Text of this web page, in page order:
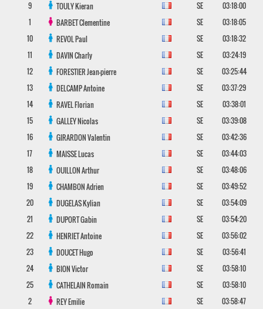
9
TOULYKieran SE
03:18:00
1
BARBETClementine SE
03:18:05
10
REVOLPaul SE
03:18:32
11
DAVINCharly SE
03:24:19
12
FORESTIERJean-pierre SE
03:25:44
13
DELCAMPAntoine SE
03:37:29
14
RAVELFlorian SE
03:38:01
15
GALLEYNicolas SE
03:39:08
16
GIRARDONValentin SE
03:42:36
17
MAISSELucas SE
03:44:03
18
OUILLONArthur SE
03:48:06
19
CHAMBONAdrien SE
03:49:52
20
DUGELASKylian SE
03:54:09
21
DUPORTGabin SE
03:54:20
22
HENRIETAntoine SE
03:56:02
23
DOUCETHugo SE
03:56:41
24
BIONVictor SE
03:58:10
25
CATHELAINRomain SE
03:58:10
2
REYEmilie SE
03:58:47